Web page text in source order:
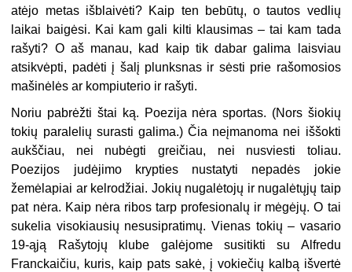
atėjo metas išblaivėti? Kaip ten bebūtų, o tautos vedlių
laikai baigėsi. Kai kam gali kilti klausimas – tai kam tada
rašyti? O aš manau, kad kaip tik dabar galima laisviau
atsikvėpti, padėti į šalį plunksnas ir sėsti prie rašomosios
mašinėlės ar kompiuterio ir rašyti.
Noriu pabrėžti štai ką. Poezija nėra sportas. (Nors šiokių
tokių paralelių surasti galima.) Čia neįmanoma nei iššokti
aukščiau, nei nubėgti greičiau, nei nusviesti toliau.
Poezijos judėjimo krypties nustatyti nepadės jokie
žemėlapiai ar kelrodžiai. Jokių nugalėtojų ir nugalėtųjų taip
pat nėra. Kaip nėra ribos tarp profesionalų ir mėgėjų. O tai
sukelia visokiausių nesusipratimų. Vienas tokių – vasario
19-ąją Rašytojų klube galėjome susitikti su Alfredu
Franckaičiu, kuris, kaip pats sakė, į vokiečių kalbą išvertė